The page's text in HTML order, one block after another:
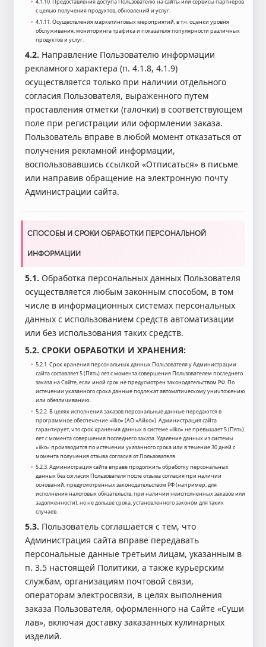
4.1.10. Предоставления доступа Пользователю на сайты или сервисы партнеров
с целью получения продуктов, обновлений и услуг.
4.1.11. Осуществления маркетинговых мероприятий, в т.ч. оценки уровня
обслуживания, мониторинга трафика и показателя популярности различных
продуктов и услуг.
4.2. Направление Пользователю информации
рекламного характера (п. 4.1.8, 4.1.9)
осуществляется только при наличии отдельного
согласия Пользователя, выраженного путем
проставления отметки (галочки) в соответствующем
поле при регистрации или оформлении заказа.
Пользователь вправе в любой момент отказаться от
получения рекламной информации,
воспользовавшись ссылкой «Отписаться» в письме
или направив обращение на электронную почту
Администрации сайта.
СПОСОБЫ И СРОКИ ОБРАБОТКИ ПЕРСОНАЛЬНОЙ
ИНФОРМАЦИИ
5.1. Обработка персональных данных Пользователя
осуществляется любым законным способом, в том
числе в информационных системах персональных
данных с использованием средств автоматизации
или без использования таких средств.
5.2. СРОКИ ОБРАБОТКИ И ХРАНЕНИЯ:
5.2.1. Срок хранения персональных данных Пользователя у Администрации
сайта составляет 5 (Пять) лет с момента совершения Пользователем последнего
заказа на Сайте, если иной срок не предусмотрен законодательством РФ. По
истечении указанного срока данные подлежат автоматическому уничтожению
или обезличиванию.
5.2.2. В целях исполнения заказов персональные данные передаются в
программное обеспечение «iiko» (АО «Айко»). Администрация сайта
гарантирует, что срок хранения данных в системе «iiko» не превышает 5 (Пять)
лет с момента совершения последнего заказа. Удаление данных из системы
«iiko» производится по истечении указанного срока или в течение 30 дней с
момента получения отзыва согласия от Пользователя.
5.2.3. Администрация сайта вправе продолжить обработку персональных
данных без согласия Пользователя после отзыва согласия при наличии
оснований, предусмотренных законодательством РФ (например, для
исполнения налоговых обязательств, при наличии неисполненных заказов или
задолженности), но не дольше срока, установленного законом для таких
случаев.
5.3. Пользователь соглашается с тем, что
Администрация сайта вправе передавать
персональные данные третьим лицам, указанным в
п. 3.5 настоящей Политики, а также курьерским
службам, организациям почтовой связи,
операторам электросвязи, в целях выполнения
заказа Пользователя, оформленного на Сайте «Суши
лав», включая доставку заказанных кулинарных
изделий.